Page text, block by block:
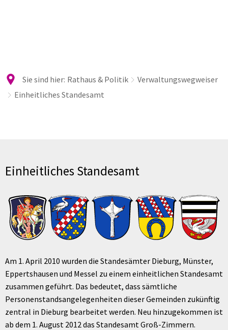
Sie sind hier: Rathaus & Politik
Verwaltungswegweiser
Einheitliches Standesamt
Standesamt
Einheitliches Standesamt
Am 1. April 2010 wurden die Standesämter Dieburg, Münster,
Eppertshausen und Messel zu einem einheitlichen Standesamt
zusammen geführt. Das bedeutet, dass sämtliche
Personenstandsangelegenheiten dieser Gemeinden zukünftig
zentral in Dieburg bearbeitet werden. Neu hinzugekommen ist
ab dem 1. August 2012 das Standesamt Groß-Zimmern.